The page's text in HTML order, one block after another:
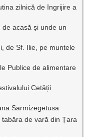
zilnică de îngrijire a
acasă și unde un
de Sf. Ilie, pe muntele
Publice de alimentare
Cetății
Sarmizegetusa
de vară din Țara